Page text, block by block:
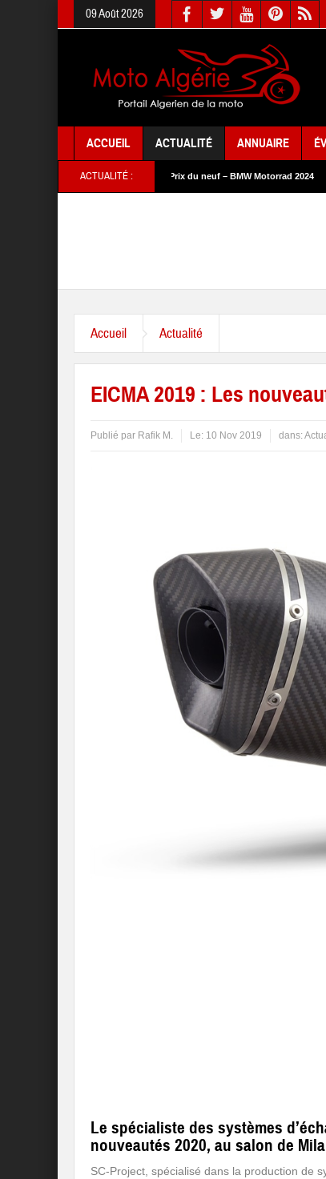
09 Août 2026
ACCUEIL ACTUALITÉ ANNUAIRE
ACTUALITÉ :
Prix du neuf – BMW Motorrad 2024 Prix du neuf –
Accueil Actualité
EICMA 2019 : Les
Publié par Rafik M. Le: 10 Nov 2019 dans:
Le spécialiste des systèmes
nouveautés 2020, au salon de
SC-Project, spécialisé dans la production de